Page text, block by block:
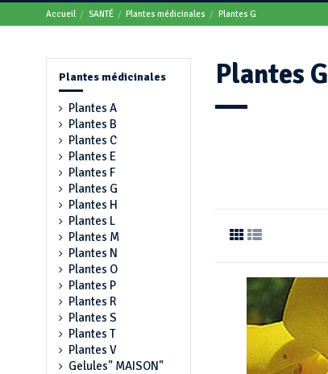
Accueil SANTÉ Plantes médicinales Plantes G
Plantes G
Plantes médicinales
Plantes A
Plantes B
Plantes C
Plantes E
Plantes F
Plantes G
Plantes H
Plantes L
Plantes M
Plantes N
Plantes O
Plantes P
Plantes R
Plantes S
Plantes T
Plantes V
Gelules" MAISON"